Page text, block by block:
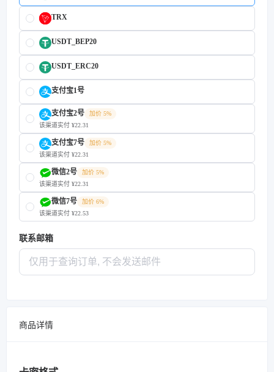
TRX
USDT_BEP20
USDT_ERC20
支付宝1号
支付宝2号
加价 5%
该渠道实付 ¥22.31
支付宝7号
加价 5%
该渠道实付 ¥22.31
微信2号
加价 5%
该渠道实付 ¥22.31
微信7号
加价 6%
该渠道实付 ¥22.53
联系邮箱
商品详情